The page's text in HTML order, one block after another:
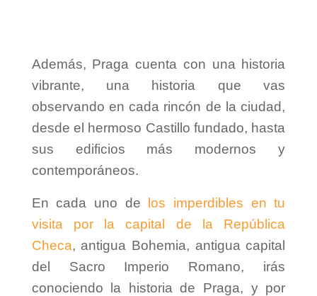
Además, Praga cuenta con una historia
vibrante, una historia que vas
observando en cada rincón de la ciudad,
desde el hermoso Castillo fundado, hasta
sus edificios más modernos y
contemporáneos.
En cada uno de los imperdibles en tu
visita por la capital de la República
Checa, antigua Bohemia, antigua capital
del Sacro Imperio Romano, irás
conociendo la historia de Praga, y por